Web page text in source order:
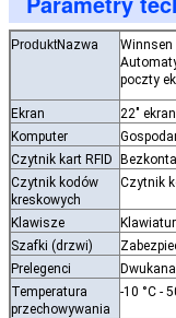
ProduktNazwa
Winnsen
poczty
Ekran
22"
Komputer
Czytnik kart RFID
Czytnik kodów
kreskowych
Czytnik
Klawisze
Szafki (drzwi)
Prelegenci
Temperatura
przechowywania
-10 °C -